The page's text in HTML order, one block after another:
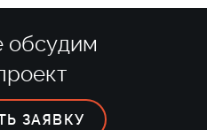
обсудим
ЗАЯВКУ